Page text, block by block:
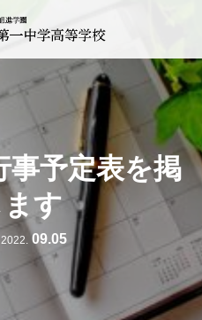
事予定表を掲
す
2022. 09.05